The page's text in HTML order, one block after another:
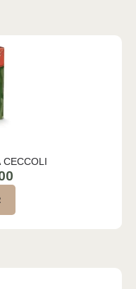
CECCOLI